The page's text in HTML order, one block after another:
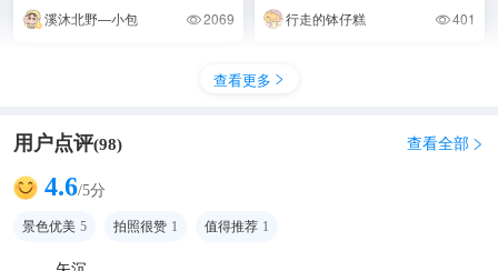
溪沐北野—小包 2069 行走的钵仔糕 401
查看更多 
用户点评(98) 查看全部 
4.6/5分
景色优美 5 拍照很赞 1 值得推荐 1